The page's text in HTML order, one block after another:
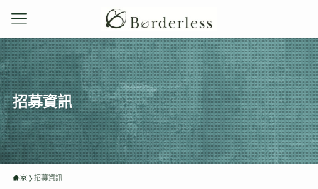
招募資訊
家 招募資訊